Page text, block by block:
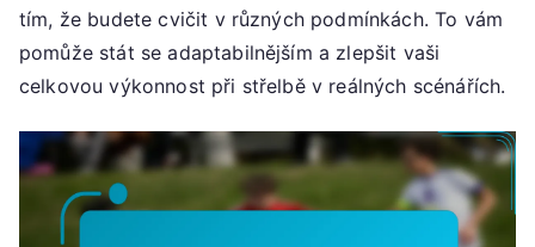
tím, že budete cvičit v různých podmínkách. To vám
pomůže stát se adaptabilnějším a zlepšit vaši
celkovou výkonnost při střelbě v reálných scénářích.